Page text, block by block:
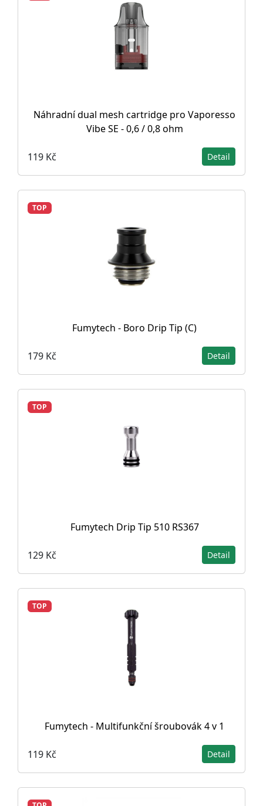
Náhradní dual mesh cartridge pro Vaporesso
Vibe SE - 0,6 / 0,8 ohm
119 Kč Detail
TOP
Fumytech - Boro Drip Tip (C)
179 Kč Detail
TOP
Fumytech Drip Tip 510 RS367
129 Kč Detail
TOP
Fumytech - Multifunkční šroubovák 4 v 1
119 Kč Detail